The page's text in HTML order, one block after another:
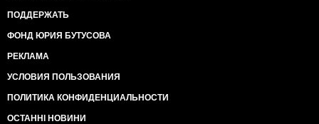
ПОДДЕРЖАТЬ
ФОНД ЮРИЯ БУТУСОВА
РЕКЛАМА
УСЛОВИЯ ПОЛЬЗОВАНИЯ
ПОЛИТИКА КОНФИДЕНЦИАЛЬНОСТИ
ОСТАННІ НОВИНИ